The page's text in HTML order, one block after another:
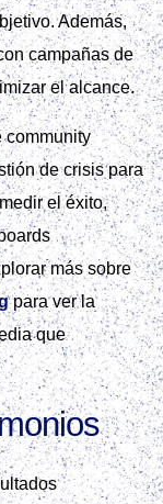
Además,
campañas de
el alcance.
community
de crisis para
el éxito,
más sobre
para ver la
que